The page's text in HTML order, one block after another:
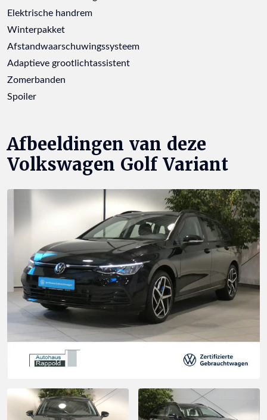
Elektrische handrem
Winterpakket
Afstandwaarschuwingssysteem
Adaptieve grootlichtassistent
Zomerbanden
Spoiler
Afbeeldingen van deze
Volkswagen Golf Variant